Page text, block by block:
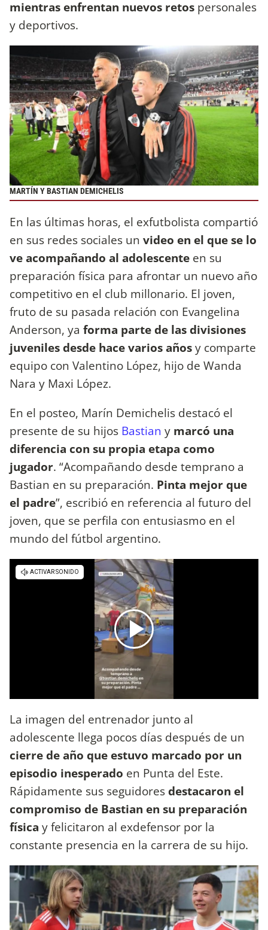
mientras enfrentan nuevos retos personales
y deportivos.
MARTÍN Y BASTIAN DEMICHELIS
En las últimas horas, el exfutbolista compartió
en sus redes sociales un video en el que se lo
ve acompañando al adolescente en su
preparación física para afrontar un nuevo año
competitivo en el club millonario. El joven,
fruto de su pasada relación con Evangelina
Anderson, ya forma parte de las divisiones
juveniles desde hace varios añosy comparte
equipo con Valentino López, hijo de Wanda
Nara y Maxi López.
En el posteo, Marín Demichelis destacó el
presente de su hijos Bastian y marcó una
diferencia con su propia etapa como
jugador. “Acompañando desde temprano a
Bastian en su preparación. Pinta mejor que
el padre”, escribió en referencia al futuro del
joven, que se perfila con entusiasmo en el
mundo del fútbol argentino.
La imagen del entrenador junto al
adolescente llega pocos días después de un
cierre de año que estuvo marcado por un
episodio inesperado en Punta del Este.
Rápidamente sus seguidoresdestacaron el
compromiso de Bastian en su preparación
física y felicitaron al exdefensor por la
constante presencia en la carrera de su hijo.